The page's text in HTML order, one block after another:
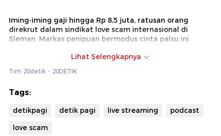
Iming-iming gaji hingga Rp 8,5 juta, ratusan orang
direkrut dalam sindikat love scam internasional di
Sleman. Markas penipuan bermodus cinta palsu ini
awal mula kasus ini terungkap dan seberapa besar
jaringannya? Simak laporan lengkapnya di detikPagi!
Lihat Selengkapnya
Tim 20detik - 20DETIK
Tags:
detikpagi detik pagi live streaming
podcast
love scam